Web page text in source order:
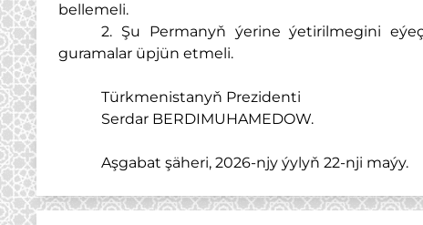
bellemeli.
2. Şu Permanyň ýerine ýetirilmegini
guramalar üpjün etmeli.
Türkmenistanyň Prezidenti
Serdar BERDIMUHAMEDOW.
Aşgabat şäheri, 2026-njy ýylyň 22-nji maýy.